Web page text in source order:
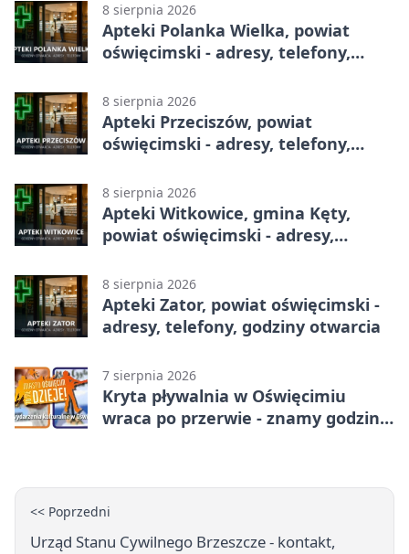
8 sierpnia 2026
Apteki Polanka Wielka, powiat
oświęcimski - adresy, telefony,
8 sierpnia 2026
Apteki Przeciszów, powiat
oświęcimski - adresy, telefony,
8 sierpnia 2026
Apteki Witkowice, gmina Kęty,
powiat oświęcimski - adresy,
8 sierpnia 2026
Apteki Zator, powiat oświęcimski -
adresy, telefony, godziny otwarcia
7 sierpnia 2026
Kryta pływalnia w Oświęcimiu
wraca po przerwie - znamy godziny
<< Poprzedni
Urząd Stanu Cywilnego Brzeszcze - kontakt,